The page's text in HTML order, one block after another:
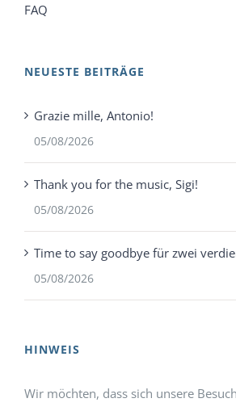
FAQ
NEUESTE BEITRÄGE
Grazie mille, Antonio!
05/08/2026
Thank you for the music, Sigi!
05/08/2026
Time to say goodbye für zwei
05/08/2026
HINWEIS
Wir möchten, dass sich unsere